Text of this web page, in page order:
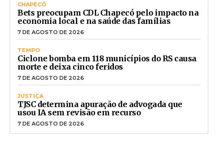
CHAPECÓ
Bets preocupam CDL Chapecó pelo impacto na
economia local e na saúde das famílias
7 DE AGOSTO DE 2026
TEMPO
Ciclone bomba em 118 municípios do RS causa
morte e deixa cinco feridos
7 DE AGOSTO DE 2026
JUSTIÇA
TJSC determina apuração de advogada que
usou IA sem revisão em recurso
7 DE AGOSTO DE 2026